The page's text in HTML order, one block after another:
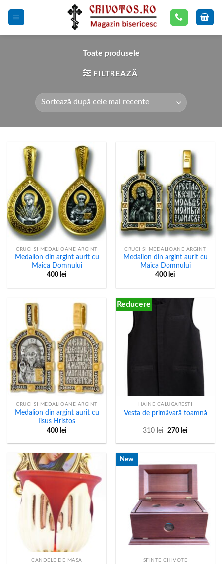
Toate produsele
FILTREAZĂ
CRUCI SI MEDALIOANE ARGINT
Medalion din argint aurit cu
Maica Domnului
400 lei
CRUCI SI MEDALIOANE ARGINT
Medalion din argint aurit cu
Maica Domnului
400 lei
CRUCI SI MEDALIOANE ARGINT
Medalion din argint aurit cu
Iisus Hristos
400 lei
Reducere
HAINE CALUGARESTI
Vesta de primăvară toamnă
310lei
Prețul
a
270 leiPrețul
este:
CANDELE DE MASA
New
SFINTE CHIVOTE